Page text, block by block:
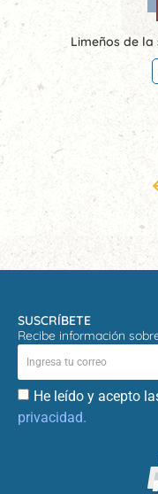
Limeños de
SUSCRÍBETE
Recibe información
He leído y acepto
privacidad.